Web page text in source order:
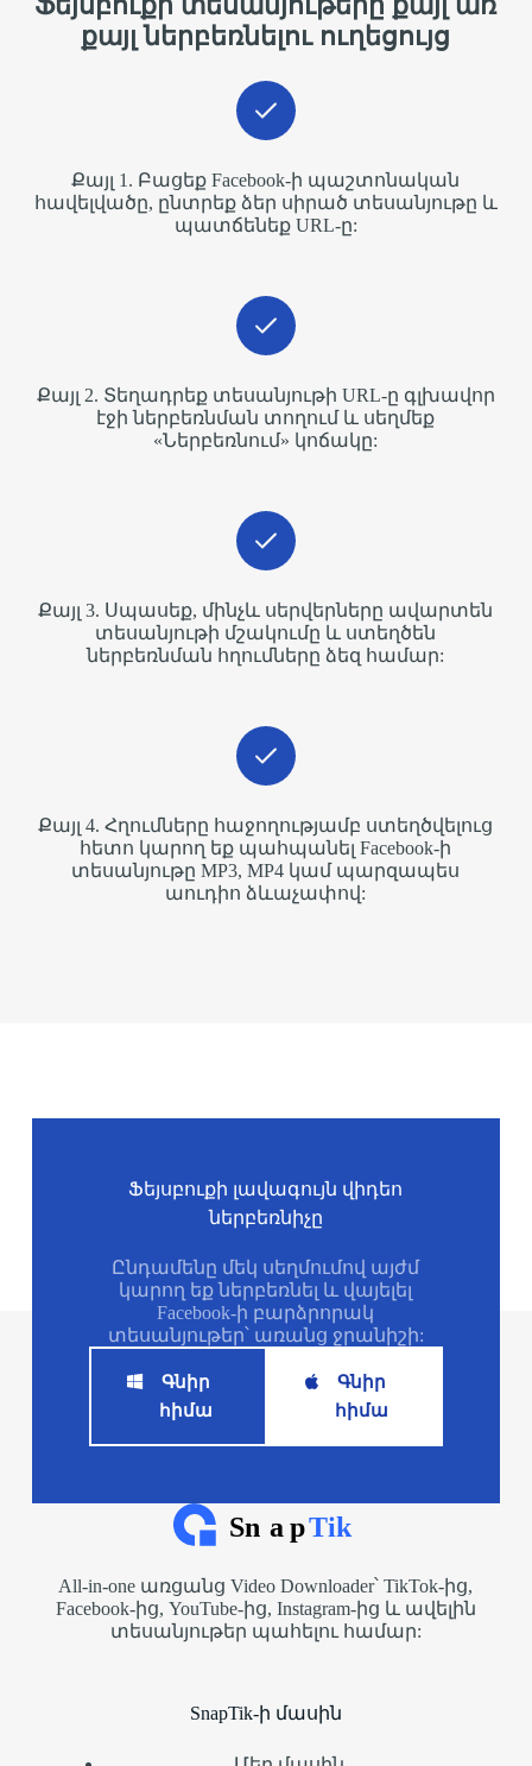
քայլ ներբեռնելու ուղեցույց
Քայլ 1. Բացեք Facebook-ի պաշտոնական
հավելվածը, ընտրեք ձեր սիրած տեսանյութը և
պատճենեք URL-ը:
Քայլ 2. Տեղադրեք տեսանյութի URL-ը գլխավոր
էջի ներբեռնման տողում և սեղմեք
«Ներբեռնում» կոճակը:
Քայլ 3. Սպասեք, մինչև սերվերները ավարտեն
տեսանյութի մշակումը և ստեղծեն
ներբեռնման հղումները ձեզ համար:
Քայլ 4. Հղումները հաջողությամբ ստեղծվելուց
հետո կարող եք պահպանել Facebook-ի
տեսանյութը MP3, MP4 կամ պարզապես
աուդիո ձևաչափով:
Ֆեյսբուքի լավագույն վիդեո
ներբեռնիչը
Ընդամենը մեկ սեղմումով այժմ
կարող եք ներբեռնել և վայելել
Facebook-ի բարձրորակ
տեսանյութեր՝ առանց ջրանիշի:
Գնիր
հիմա
Գնիր
հիմա
All-in-one առցանց Video Downloader՝ TikTok-ից,
Facebook-ից, YouTube-ից, Instagram-ից և ավելին
տեսանյութեր պահելու համար:
SnapTik-ի մասին